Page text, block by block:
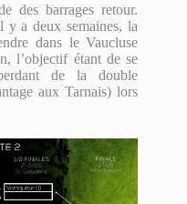
des barrages retour.
y a deux semaines, la
dans le Vaucluse
l’objectif étant de se
de la double
aux Tarnais) lors